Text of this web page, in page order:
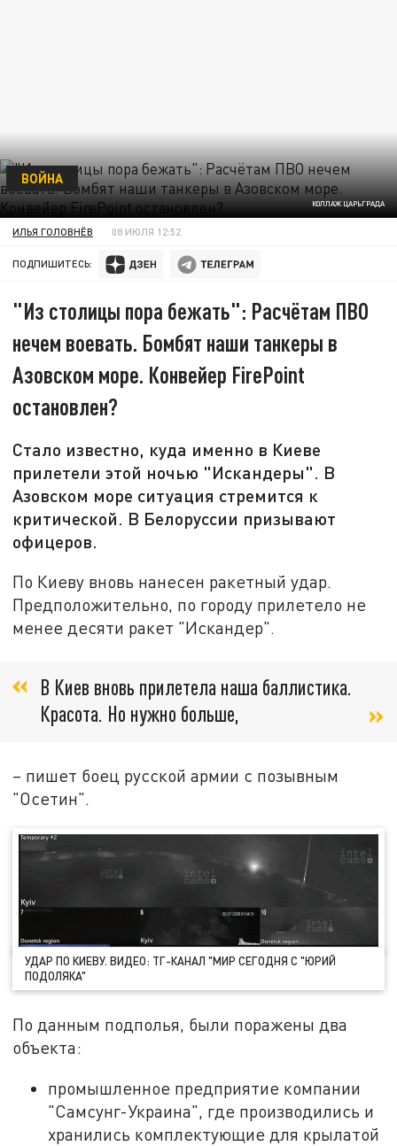
КОЛЛАЖ ЦАРЬГРАДА
ВОЙНА
ИЛЬЯ ГОЛОВНЁВ 08 ИЮЛЯ 12:52
ПОДПИШИТЕСЬ:
"Из столицы пора бежать": Расчётам ПВО
нечем воевать. Бомбят наши танкеры в
Азовском море. Конвейер FirePoint
остановлен?
Стало известно, куда именно в Киеве
прилетели этой ночью "Искандеры". В
Азовском море ситуация стремится к
критической. В Белоруссии призывают
офицеров.
По Киеву вновь нанесен ракетный удар.
Предположительно, по городу прилетело не
менее десяти ракет "Искандер".
В Киев вновь прилетела наша баллистика.
Красота. Но нужно больше,
– пишет боец русской армии с позывным
"Осетин".
УДАР ПО КИЕВУ. ВИДЕО: ТГ-КАНАЛ "МИР СЕГОДНЯ С "ЮРИЙ
ПОДОЛЯКА"
По данным подполья, были поражены два
объекта:
промышленное предприятие компании
"Самсунг-Украина", где производились и
хранились комплектующие для крылатой